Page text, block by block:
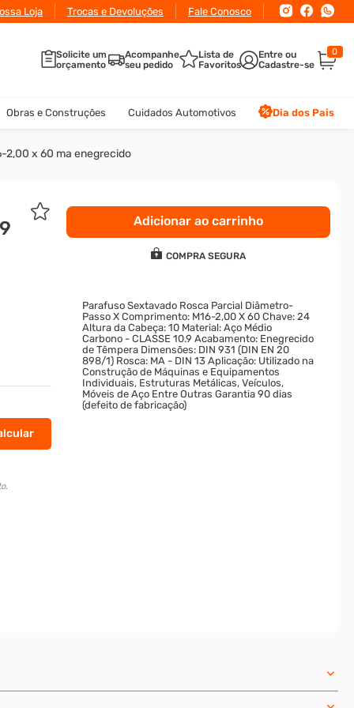
Loja Trocas e Devoluções Fale Conosco
Solicite um
orçamento
Acompanhe
seu pedido
Lista de
Favoritos
0
Obras e Construções Cuidados Automotivos Dia dos Pais
2,00 x 60 ma enegrecido
Adicionar ao carrinho
COMPRA SEGURA
Parafuso Sextavado Rosca Parcial Diâmetro-
Passo X Comprimento: M16-2,00 X 60 Chave: 24
Altura da Cabeça: 10 Material: Aço Médio
Carbono - CLASSE 10.9 Acabamento: Enegrecido
de Têmpera Dimensões: DIN 931 (DIN EN 20
898/1) Rosca: MA - DIN 13 Aplicação: Utilizado na
Construção de Máquinas e Equipamentos
Individuais, Estruturas Metálicas, Veículos,
Móveis de Aço Entre Outras Garantia 90 dias
(defeito de fabricação)